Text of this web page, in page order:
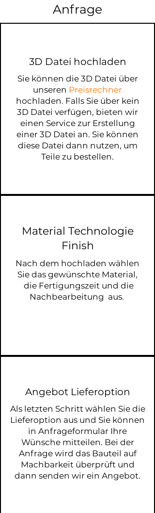
Anfrage
3D Datei hochladen
Sie können die 3D Datei über
unseren Preisrechner
hochladen. Falls Sie über kein
3D Datei verfügen, bieten wir
einen Service zur Erstellung
einer 3D Datei an. Sie können
diese Datei dann nutzen, um
Teile zu bestellen.
Material Technologie
Finish
Nach dem hochladen wählen
Sie das gewünschte Material,
die Fertigungszeit und die
Nachbearbeitung aus.
Angebot Lieferoption
Als letzten Schritt wählen Sie die
Lieferoption aus und Sie können
in Anfrageformular Ihre
Wünsche mitteilen. Bei der
Anfrage wird das Bauteil auf
Machbarkeit überprüft und
dann senden wir ein Angebot.